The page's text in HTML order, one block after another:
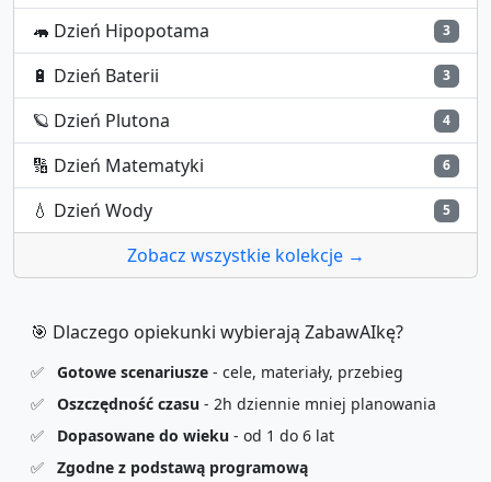
🦛 Dzień Hipopotama 3
🔋 Dzień Baterii 3
🪐 Dzień Plutona 4
🔢 Dzień Matematyki 6
💧 Dzień Wody 5
Zobacz wszystkie kolekcje →
🎯 Dlaczego opiekunki wybierają ZabawAIkę?
✅ Gotowe scenariusze - cele, materiały, przebieg
✅
Oszczędność czasu - 2h dziennie mniej planowania
✅
Dopasowane do wieku - od 1 do 6 lat
✅
Zgodne z podstawą programową